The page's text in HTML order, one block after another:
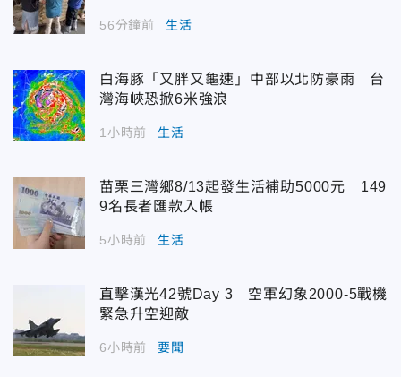
56分鐘前 生活
白海豚「又胖又龜速」中部以北防豪雨 台
灣海峽恐掀6米強浪
1小時前 生活
苗栗三灣鄉8/13起發生活補助5000元 149
9名長者匯款入帳
5小時前 生活
直擊漢光42號Day 3 空軍幻象2000-5戰機
緊急升空迎敵
6小時前 要聞